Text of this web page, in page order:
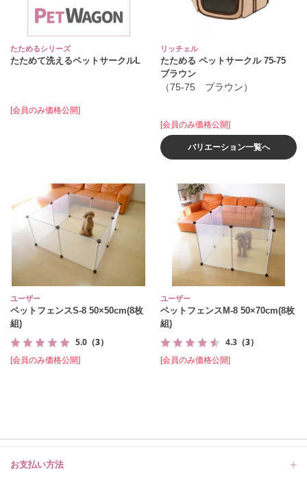
たためるシリーズ
たためて洗えるペットサークルL
[会員のみ価格公開]
リッチェル
たためる ペットサークル 75-75
ブラウン
（75-75 ブラウン）
[会員のみ価格公開]
バリエーション一覧へ
ユーザー
ペットフェンスS-8 50×50cm(8枚
組)
5.0 （3）
[会員のみ価格公開]
ユーザー
ペットフェンスM-8 50×70cm(8枚
組)
4.3 （3）
[会員のみ価格公開]
お支払い方法